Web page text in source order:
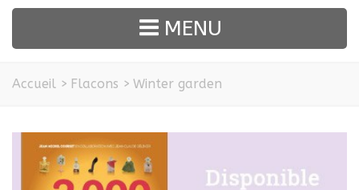
MENU
Accueil > Flacons > Winter garden